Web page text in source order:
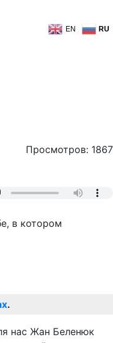
EN RU
Просмотров: 1867
в котором
.
нас Жан Беленюк